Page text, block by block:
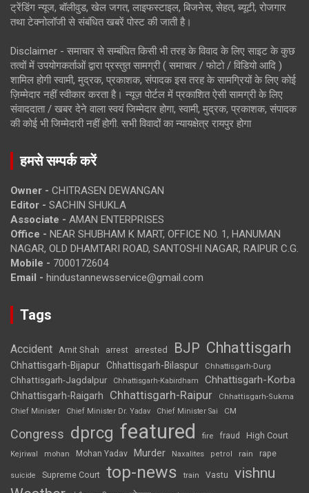
ट्रेंडिंग न्यूज, बॉलीवुड, खेल जगत, लाइफस्टाइल, बिजनेस, सेहत, ब्यूटी, रोजगार
तथा टेक्नोलॉजी से संबंधित खबरें पोस्ट की जाती है।
Disclaimer - समाचार से सम्बंधित किसी भी तरह के विवाद के लिए साइट के कुछ
तत्वों में उपयोगकर्ताओं द्वारा प्रस्तुत सामग्री ( समाचार / फोटो / विडियो आदि )
शामिल होगी स्वामी, मुद्रक, प्रकाशक, संपादक इस तरह के सामग्रियों के लिए कोई
ज़िम्मेदार नहीं स्वीकार करता है। न्यूज़ पोर्टल में प्रकाशित ऐसी सामग्री के लिए
संवाददाता / खबर देने वाला स्वयं जिम्मेदार होगा, स्वामी, मुद्रक, प्रकाशक, संपादक
की कोई भी जिम्मेदारी नहीं होगी. सभी विवादों का न्यायक्षेत्र रायपुर होगा
हमसे सम्पर्क करें
Owner - CHITRASEN DEWANGAN
Editor - SACHIN SHUKLA
Associate - AMAN ENTERPRISES
Office - NEAR SHUBHAM K MART, OFFICE NO. 1, HANUMAN
NAGAR, OLD DHAMTARI ROAD, SANTOSHI NAGAR, RAIPUR C.G.
Mobile - 7000172604
Email - hindustannewsservice@gmail.com
Tags
Accident Amit Shah arrest arrested BJP Chhattisgarh
Chhattisgarh-Bijapur Chhattisgarh-Bilaspur Chhattisgarh-Durg
Chhattisgarh-Jagdalpur Chhattisgarh-Kabirdham Chhattisgarh-Korba
Chhattisgarh-Raigarh Chhattisgarh-Raipur
Chhattisgarh-Sukma
Chief Minister
Chief Minister Dr. Yadav Chief Minister Sai CM
Congress dprcg featured fire fraud High Court
Kejriwal mohan Mohan Yadav Murder Naxalites petrol rain rape
suicide Supreme Court top-news train Vastu vishnu